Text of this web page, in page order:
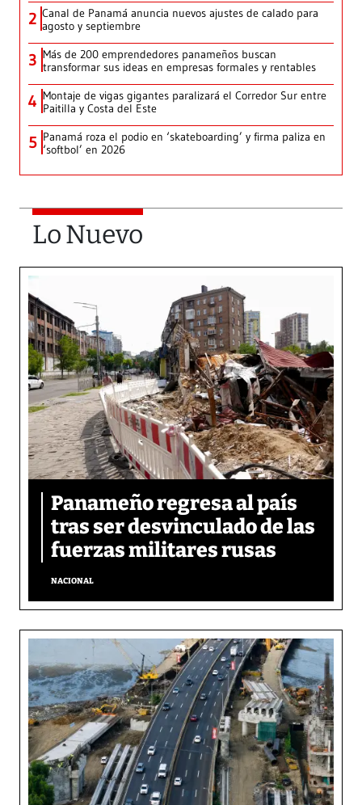
2 Canal de Panamá anuncia nuevos ajustes de calado para
agosto y septiembre
3 Más de 200 emprendedores panameños buscan
transformar sus ideas en empresas formales y rentables
4 Montaje de vigas gigantes paralizará el Corredor Sur entre
Paitilla y Costa del Este
5 Panamá roza el podio en ‘skateboarding’ y firma paliza en
‘softbol’ en 2026
Lo Nuevo
Panameño regresa al país
tras ser desvinculado de las
fuerzas militares rusas
NACIONAL